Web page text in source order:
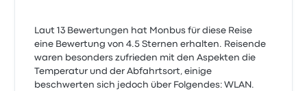
Laut 13 Bewertungen hat Monbus für diese Reise
eine Bewertung von 4.5 Sternen erhalten. Reisende
waren besonders zufrieden mit den Aspekten die
Temperatur und der Abfahrtsort, einige
beschwerten sich jedoch über Folgendes: WLAN.